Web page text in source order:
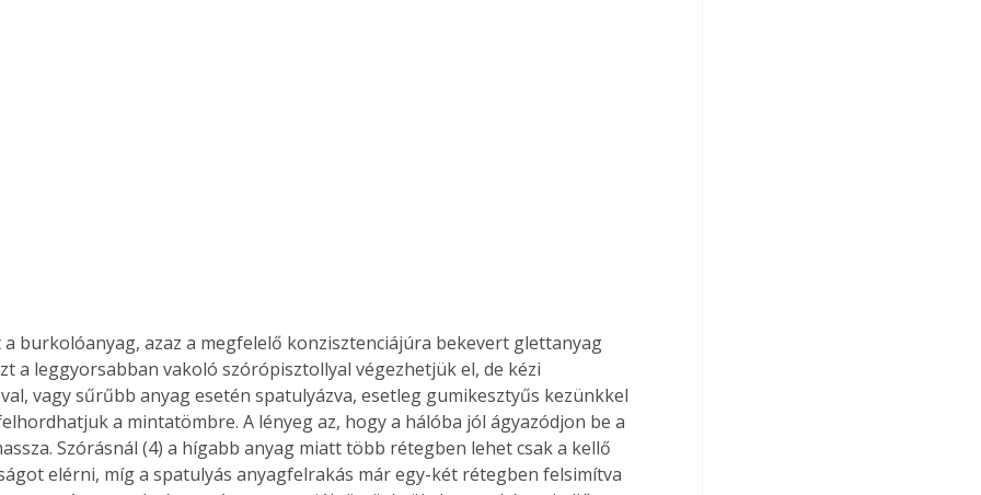
a leggyorsabban vakoló szórópisztollyal végezhetjük el, de kézi
vagy sűrűbb anyag esetén spatulyázva, esetleg gumikesztyűs kezünkkel
a mintatömbre. A lényeg az, hogy a hálóba jól ágyazódjon be a
Szórásnál (4) a hígabb anyag miatt több rétegben lehet csak a kellő
elérni, míg a spatulyás anyagfelrakás már egy-két rétegben felsimítva